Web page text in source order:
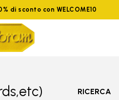
di sconto con WELCOME10
RICERCA